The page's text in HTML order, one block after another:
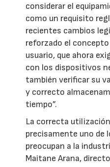
considerar el
como un requisito
recientes cambios
reforzado el
usuario, que ahora
con los dispositivos
también verificar su
y correcto
tiempo”.
La correcta
precisamente uno de
preocupan a la
Maitane Arana,